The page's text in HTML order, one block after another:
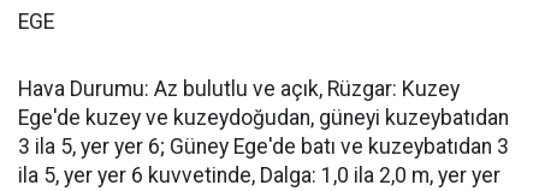
EGE
Hava Durumu: Az bulutlu ve açık, Rüzgar: Kuzey
Ege'de kuzey ve kuzeydoğudan, güneyi kuzeybatıdan
3 ila 5, yer yer 6; Güney Ege'de batı ve kuzeybatıdan 3
ila 5, yer yer 6 kuvvetinde, Dalga: 1,0 ila 2,0 m, yer yer